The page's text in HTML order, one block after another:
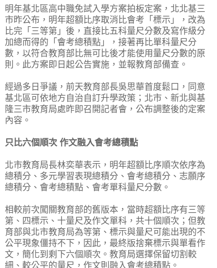
明年基北區高中職免試入學方案拍板定案，北北基三
市昨公布，明年超額比序取消比會考「標示」，改為
比完「三等第」後，直接比五科量尺分數及寫作級分
加總而得的「會考總積點」，接著再比單科量尺分
數，以符合教育部比無可比後才能使用量尺分數的原
則。此方案即日起公告實施，並報教育部備查。
經過多日爭議，前天教育部長吳思華首度鬆口，同意
基北區可依地方自治自訂升學政策；北市、新北與基
隆三市教育局處昨即召開記者會，公布調整後的定案
內容。
只比六個順次 作文融入會考總積點
北市教育局長林奕華表示，明年超額比序順次依序為
總積分、多元學習表現總積分、會考總積分、志願序
總積分、會考總積點、會考單科量尺分數。
相較前次闖關教育部的舊版本，當時超額比序有三等
第、四標示、十量尺及作文單科，共十個順次；但教
育部與北市教育局為等第、標示與量尺可能出現的不
公平現象僵持不下，因此，最終版捨棄標示與單看作
文，簡化到剩下六個順次。教育局選擇保留切割較
細、較公平的量尺，作文則融入會考總積點。